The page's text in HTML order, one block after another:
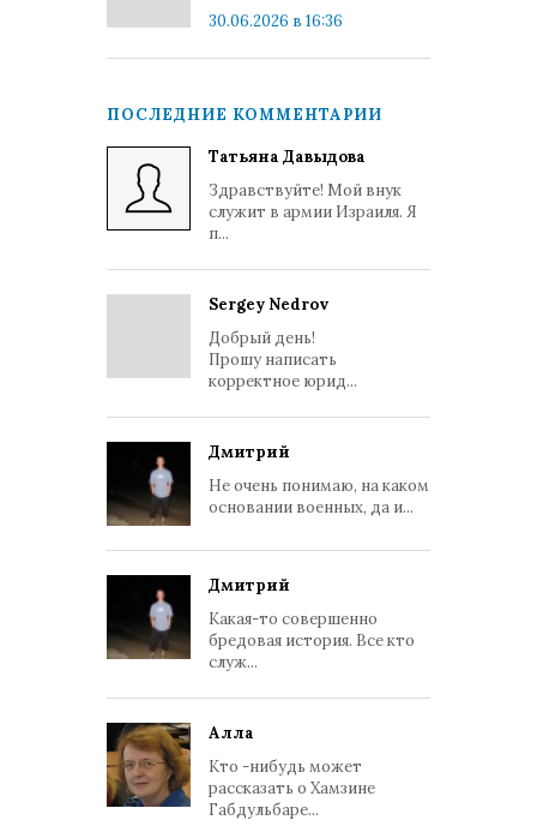
30.06.2026 в 16:36
ПОСЛЕДНИЕ КОММЕНТАРИИ
Татьяна Давыдова
Здравствуйте! Мой внук
служит в армии Израиля. Я
п...
Sergey Nedrov
Добрый день!
Прошу написать
корректное юрид...
Дмитрий
Не очень понимаю, на каком
основании военных, да и...
Дмитрий
Какая-то совершенно
бредовая история. Все кто
служ...
Алла
Кто -нибудь может
рассказать о Хамзине
Габдульбаре...